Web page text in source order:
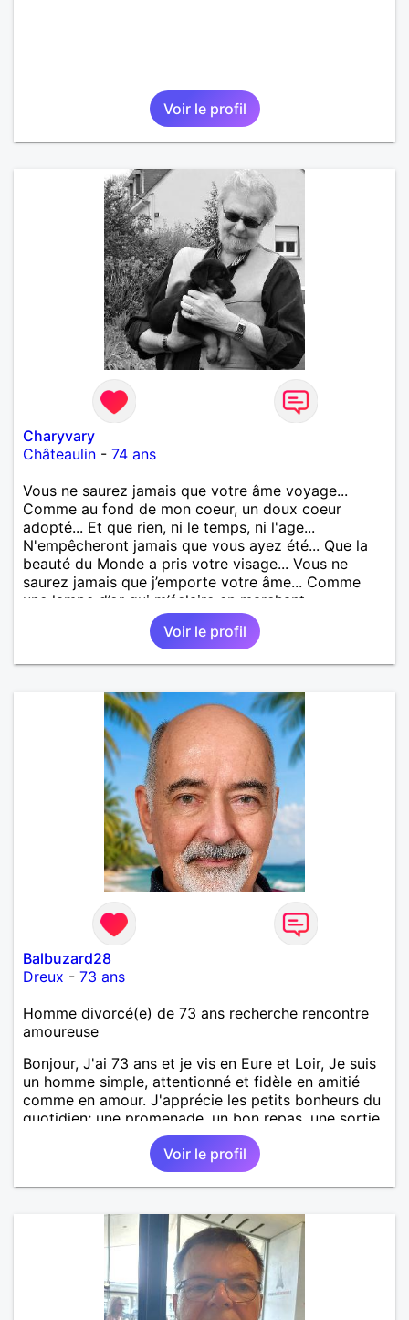
Voir le profil
Charyvary
Châteaulin - 74 ans
Vous ne saurez jamais que votre âme voyage...
Comme au fond de mon coeur, un doux coeur
adopté... Et que rien, ni le temps, ni l'age...
N'empêcheront jamais que vous ayez été... Que la
beauté du Monde a pris votre visage... Vous ne
saurez jamais que j’emporte votre âme... Comme
une lampe d’or qui m’éclaire en marchant...
Voir le profil
Balbuzard28
Dreux - 73 ans
Homme divorcé(e) de 73 ans recherche rencontre
amoureuse
Bonjour, J'ai 73 ans et je vis en Eure et Loir, Je suis
un homme simple, attentionné et fidèle en amitié
comme en amour. J'apprécie les petits bonheurs du
quotidien; une promenade, un bon repas, une sortie,
une discision agréable ou un moment de détente à
deux. Je souhaite rencontrer une femme douce,
honnête et bienveillante, avec qui partager des
moments de complicité, de rire et de confiance. Je
une belle amitié et qu'il n'est jamais trop tard pour
écrire une nouvelle histoire. Si vous aimez les
échanges sincères, les valeurs de respect et de
simplicité, nous pourrions faire connaissance autour
d'un café suivi d'une balade, sans précipitation et
Voir le profil